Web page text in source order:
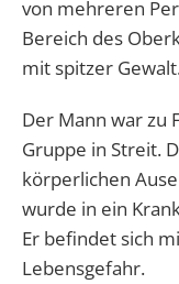
von mehreren
Bereich des
mit spitzer
Der Mann war zu
Gruppe in Streit.
körperlichen
wurde in ein
Er befindet sich
Lebensgefahr.